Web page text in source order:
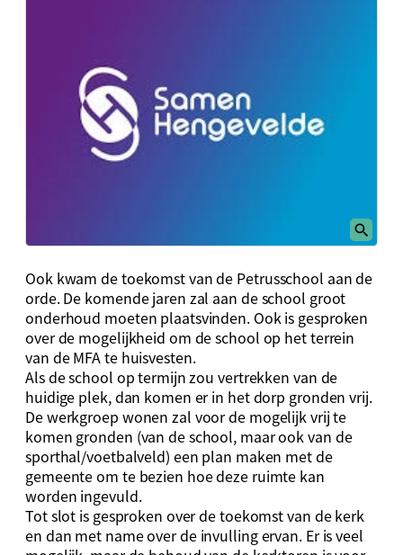
Ook kwam de toekomst van de Petrusschool aan de
orde. De komende jaren zal aan de school groot
onderhoud moeten plaatsvinden. Ook is gesproken
over de mogelijkheid om de school op het terrein
van de MFA te huisvesten.
Als de school op termijn zou vertrekken van de
huidige plek, dan komen er in het dorp gronden vrij.
De werkgroep wonen zal voor de mogelijk vrij te
komen gronden (van de school, maar ook van de
sporthal/voetbalveld) een plan maken met de
gemeente om te bezien hoe deze ruimte kan
worden ingevuld.
Tot slot is gesproken over de toekomst van de kerk
en dan met name over de invulling ervan. Er is veel